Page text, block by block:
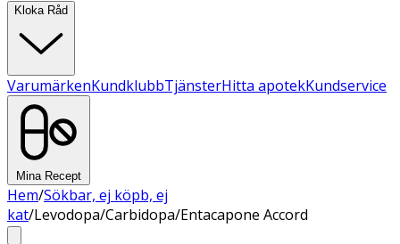
Kloka Råd
VarumärkenKundklubbTjänsterHitta apotekKundservice
Mina Recept
Hem/Sökbar, ej köpb, ej
kat/Levodopa/Carbidopa/Entacapone Accord